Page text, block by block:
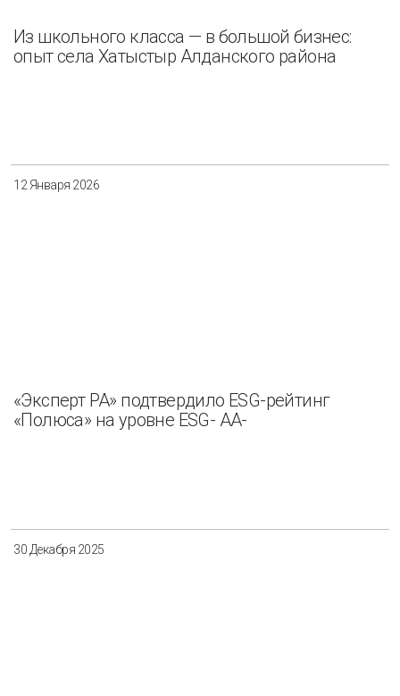
Из школьного класса — в большой бизнес:
опыт села Хатыстыр Алданского района
12 Января 2026
«Эксперт РА» подтвердило ESG-рейтинг
«Полюса» на уровне ESG- AА-
30 Декабря 2025